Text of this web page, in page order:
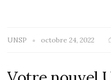
UNSP octobre 24, 2022